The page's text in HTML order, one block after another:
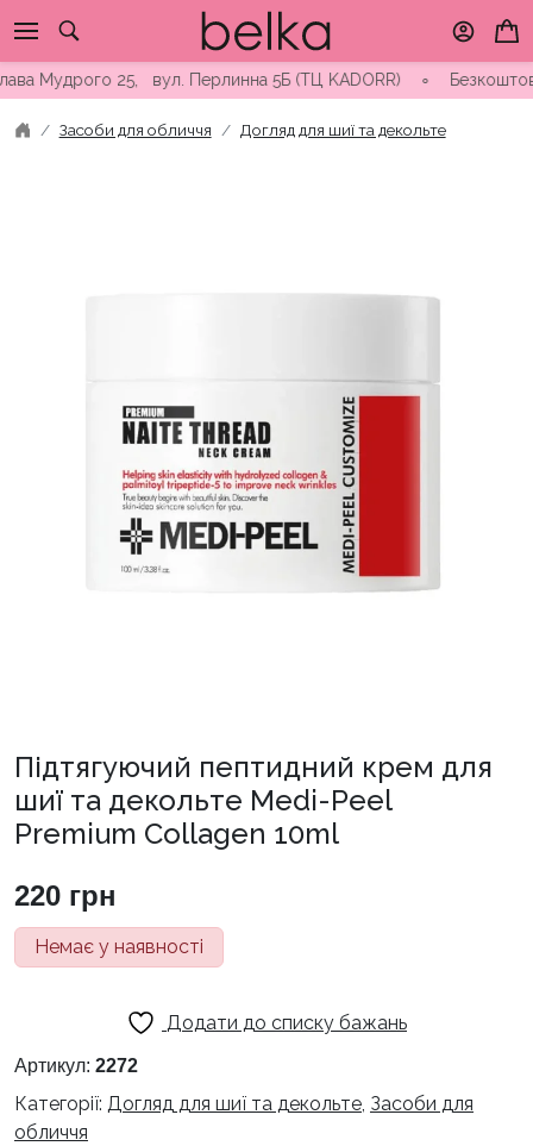
to
content25, вул. Перлинна 5Б (ТЦ KADORR) ∘ Безкоштовна
Засоби для обличчя Догляд для шиї та декольте
Підтягуючий пептидний крем для
шиї та декольте Medi-Peel
Premium Collagen 10ml
220 грн
Немає у наявності
Додати до списку бажань
Артикул: 2272
Категорії: Догляд для шиї та декольте, Засоби для
обличчя